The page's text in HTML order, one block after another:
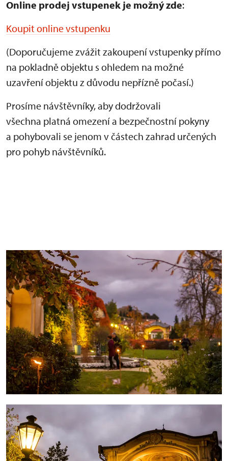
Online prodej vstupenek je možný zde:
Koupit online vstupenku
(Doporučujeme zvážit zakoupení vstupenky přímo
na pokladně objektu s ohledem na možné
uzavření objektu z důvodu nepřízně počasí.)
Prosíme návštěvníky, aby dodržovali
všechna platná omezení a bezpečnostní pokyny
a pohybovali se jenom v částech zahrad určených
pro pohyb návštěvníků.